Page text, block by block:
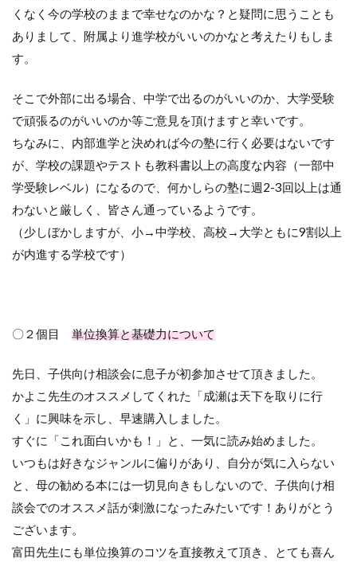
くなく今の学校のままで幸せなのかな？と疑問に思うことも
ありまして、附属より進学校がいいのかなと考えたりもしま
す。
そこで外部に出る場合、中学で出るのがいいのか、大学受験
で頑張るのがいいのか等ご意見を頂けますと幸いです。
ちなみに、内部進学と決めれば今の塾に行く必要はないです
が、学校の課題やテストも教科書以上の高度な内容（一部中
学受験レベル）になるので、何かしらの塾に週2-3回以上は通
わないと厳しく、皆さん通っているようです。
（少しぼかしますが、小→中学校、高校→大学ともに9割以上
が内進する学校です）
〇２個目 単位換算と基礎力について
先日、子供向け相談会に息子が初参加させて頂きました。
かよこ先生のオススメしてくれた「成瀬は天下を取りに行
く」に興味を示し、早速購入しました。
すぐに「これ面白いかも！」と、一気に読み始めました。
いつもは好きなジャンルに偏りがあり、自分が気に入らない
と、母の勧める本には一切見向きもしないので、子供向け相
談会でのオススメ話が刺激になったみたいです！ありがとう
ございます。
富田先生にも単位換算のコツを直接教えて頂き、とても喜ん